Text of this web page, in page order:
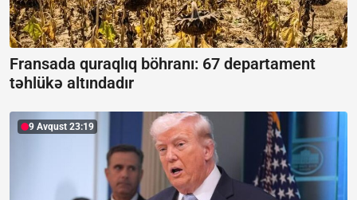
Fransada quraqlıq böhranı: 67 departament
təhlükə altındadır
9 Avqust 23:19